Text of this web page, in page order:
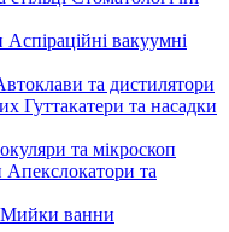
Аспіраційні вакуумні
та дистилятори
Гуттакатери та насадки
та мікроскоп
Апекслокатори та
Мийки ванни